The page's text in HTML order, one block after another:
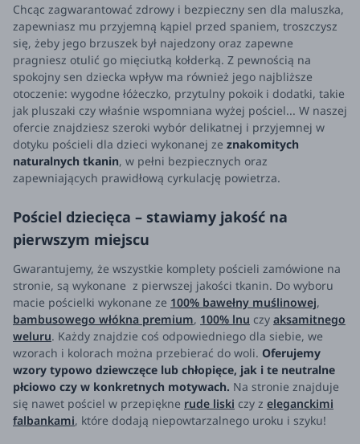
Chcąc zagwarantować zdrowy i bezpieczny sen dla maluszka,
zapewniasz mu przyjemną kąpiel przed spaniem, troszczysz
się, żeby jego brzuszek był najedzony oraz zapewne
pragniesz otulić go mięciutką kołderką. Z pewnością na
spokojny sen dziecka wpływ ma również jego najbliższe
otoczenie: wygodne łóżeczko, przytulny pokoik i dodatki, takie
jak pluszaki czy właśnie wspomniana wyżej pościel... W naszej
ofercie znajdziesz szeroki wybór delikatnej i przyjemnej w
dotyku pościeli dla dzieci wykonanej ze znakomitych
naturalnych tkanin, w pełni bezpiecznych oraz
zapewniających prawidłową cyrkulację powietrza.
Pościel dziecięca – stawiamy jakość na
pierwszym miejscu
Gwarantujemy, że wszystkie komplety pościeli zamówione na
stronie, są wykonane z pierwszej jakości tkanin. Do wyboru
macie pościelki wykonane ze 100% bawełny muślinowej,
bambusowego włókna premium, 100% lnu czy aksamitnego
weluru. Każdy znajdzie coś odpowiedniego dla siebie, we
wzorach i kolorach można przebierać do woli. Oferujemy
wzory typowo dziewczęce lub chłopięce, jak i te neutralne
płciowo czy w konkretnych motywach. Na stronie znajduje
się nawet pościel w przepiękne rude liski czy z eleganckimi
falbankami, które dodają niepowtarzalnego uroku i szyku!